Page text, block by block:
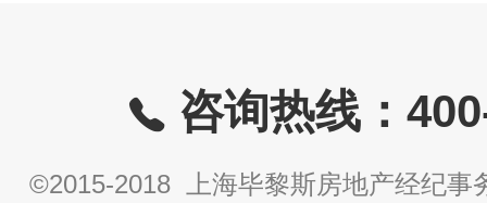
咨询热线：
©2015-2018 上海毕黎斯房地产经纪事